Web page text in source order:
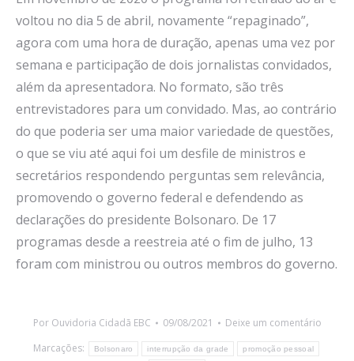
voltou no dia 5 de abril, novamente “repaginado”,
agora com uma hora de duração, apenas uma vez por
semana e participação de dois jornalistas convidados,
além da apresentadora. No formato, são três
entrevistadores para um convidado. Mas, ao contrário
do que poderia ser uma maior variedade de questões,
o que se viu até aqui foi um desfile de ministros e
secretários respondendo perguntas sem relevância,
promovendo o governo federal e defendendo as
declarações do presidente Bolsonaro. De 17
programas desde a reestreia até o fim de julho, 13
foram com ministrou ou outros membros do governo.
Por Ouvidoria Cidadã EBC 09/08/2021
Deixe um comentário
Marcações:
Bolsonaro interrupção da grade promoção pessoal